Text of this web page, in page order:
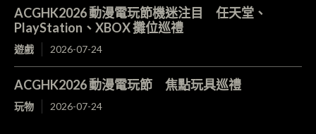
ACGHK2026 動漫電玩節機迷注目 任天堂、
PlayStation、XBOX 攤位巡禮
遊戲 2026-07-24
ACGHK2026 動漫電玩節 焦點玩具巡禮
玩物 2026-07-24